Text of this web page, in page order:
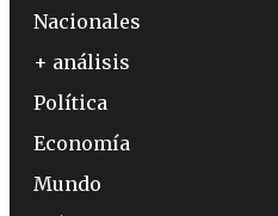
Nacionales
+ análisis
Política
Economía
Mundo